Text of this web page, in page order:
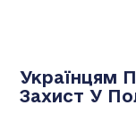
Українцям
Захист У